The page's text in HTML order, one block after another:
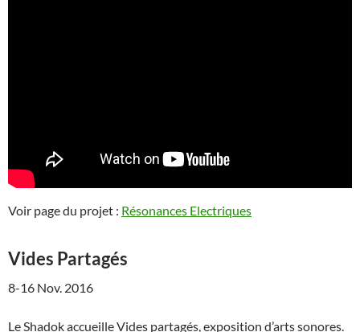
Voir page du projet : Résonances Electriques
Vides Partagés
8-16 Nov. 2016
Le Shadok accueille Vides partagés, exposition d’arts sonores.